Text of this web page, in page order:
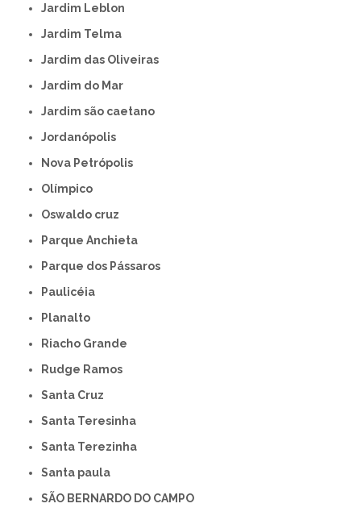
Jardim Leblon
Jardim Telma
Jardim das Oliveiras
Jardim do Mar
Jardim são caetano
Jordanópolis
Nova Petrópolis
Olímpico
Oswaldo cruz
Parque Anchieta
Parque dos Pássaros
Paulicéia
Planalto
Riacho Grande
Rudge Ramos
Santa Cruz
Santa Teresinha
Santa Terezinha
Santa paula
SÃO BERNARDO DO CAMPO